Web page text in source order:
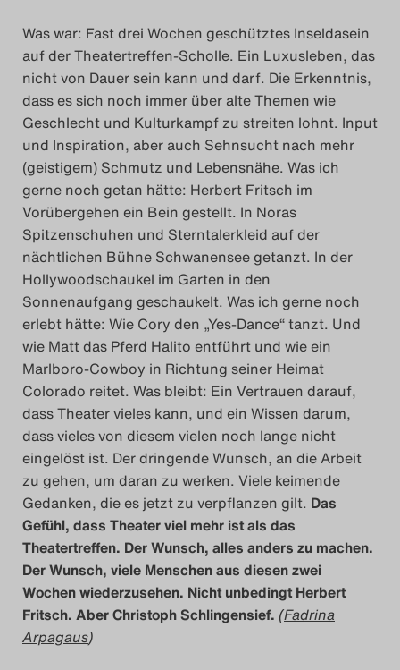
Was war: Fast drei Wochen geschütztes Inseldasein
auf der Theatertreffen-Scholle. Ein Luxusleben, das
nicht von Dauer sein kann und darf. Die Erkenntnis,
dass es sich noch immer über alte Themen wie
Geschlecht und Kulturkampf zu streiten lohnt. Input
und Inspiration, aber auch Sehnsucht nach mehr
(geistigem) Schmutz und Lebensnähe. Was ich
gerne noch getan hätte: Herbert Fritsch im
Vorübergehen ein Bein gestellt. In Noras
Spitzenschuhen und Sterntalerkleid auf der
nächtlichen Bühne Schwanensee getanzt. In der
Hollywoodschaukel im Garten in den
Sonnenaufgang geschaukelt. Was ich gerne noch
erlebt hätte: Wie Cory den „Yes-Dance“ tanzt. Und
wie Matt das Pferd Halito entführt und wie ein
Marlboro-Cowboy in Richtung seiner Heimat
Colorado reitet. Was bleibt: Ein Vertrauen darauf,
dass Theater vieles kann, und ein Wissen darum,
dass vieles von diesem vielen noch lange nicht
eingelöst ist. Der dringende Wunsch, an die Arbeit
zu gehen, um daran zu werken. Viele keimende
Gedanken, die es jetzt zu verpflanzen gilt. Das
Gefühl, dass Theater viel mehr ist als das
Theatertreffen. Der Wunsch, alles anders zu machen.
Der Wunsch, viele Menschen aus diesen zwei
Wochen wiederzusehen. Nicht unbedingt Herbert
Fritsch. Aber Christoph Schlingensief. (Fadrina
Arpagaus)